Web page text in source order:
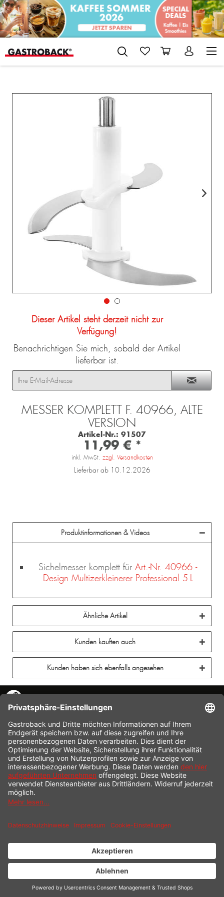
Dieser Artikel steht derzeit nicht zur
Verfügung!
Benachrichtigen Sie mich, sobald der Artikel
lieferbar ist.
MESSER KOMPLETT F. 40966, ALTE
VERSION
Artikel-Nr.: 91507
11,99 € *
inkl. MwSt. zzgl. Versandkosten
Lieferbar ab 10.12.2026
Produktinformationen & Videos
Sichelmesser komplett fürArt.-Nr. 40966 -
Design Multizerkleinerer Professional 5 L
Ähnliche Artikel
Kunden kauften auch
Kunden haben sich ebenfalls angesehen
SERVICE HOTLINE
INFORMATION
SHOP SERVICE